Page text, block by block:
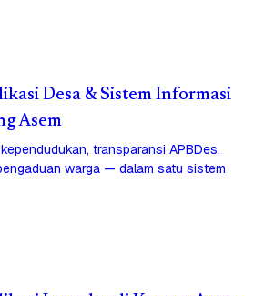
Desa & Sistem Informasi
Asem
transparansi APBDes,
warga — dalam satu sistem